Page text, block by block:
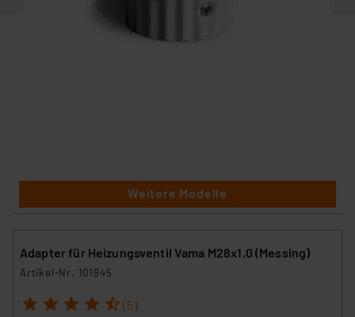
Weitere Modelle
Adapter für Heizungsventil Vama M28x1,0 (Messing)
Artikel-Nr. 101945
1 2 3 4 5 (5)